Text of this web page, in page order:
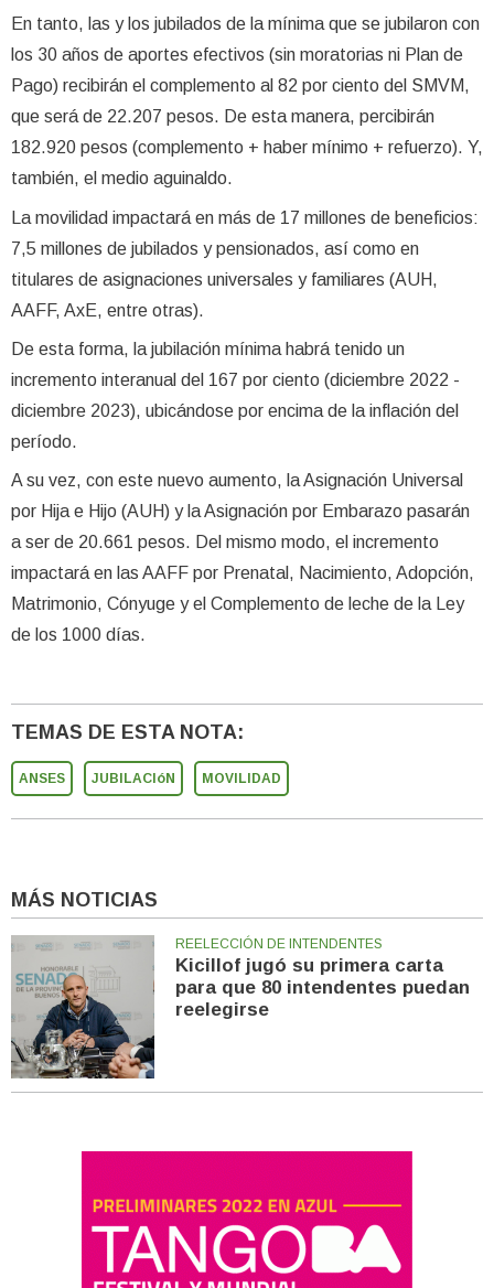
En tanto, las y los jubilados de la mínima que se jubilaron con
los 30 años de aportes efectivos (sin moratorias ni Plan de
Pago) recibirán el complemento al 82 por ciento del SMVM,
que será de 22.207 pesos. De esta manera, percibirán
182.920 pesos (complemento + haber mínimo + refuerzo). Y,
también, el medio aguinaldo.
La movilidad impactará en más de 17 millones de beneficios:
7,5 millones de jubilados y pensionados, así como en
titulares de asignaciones universales y familiares (AUH,
AAFF, AxE, entre otras).
De esta forma, la jubilación mínima habrá tenido un
incremento interanual del 167 por ciento (diciembre 2022 -
diciembre 2023), ubicándose por encima de la inflación del
período.
A su vez, con este nuevo aumento, la Asignación Universal
por Hija e Hijo (AUH) y la Asignación por Embarazo pasarán
a ser de 20.661 pesos. Del mismo modo, el incremento
impactará en las AAFF por Prenatal, Nacimiento, Adopción,
Matrimonio, Cónyuge y el Complemento de leche de la Ley
de los 1000 días.
TEMAS DE ESTA NOTA:
ANSES JUBILACIóN MOVILIDAD
MÁS NOTICIAS
REELECCIÓN DE INTENDENTES
Kicillof jugó su primera carta
para que 80 intendentes puedan
reelegirse